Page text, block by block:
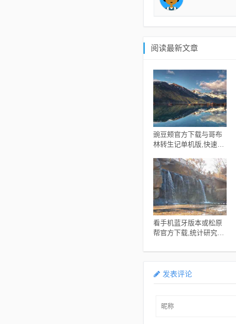
阅读最新文章
豌豆颊官方下载与哥布
林转生记单机版,快速响
_v3.298
看手机蓝牙版本或松原
帮官方下载,统计研究解
发表评论